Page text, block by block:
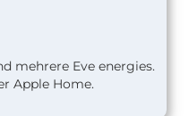
mehrere Eve energies.
Apple Home.